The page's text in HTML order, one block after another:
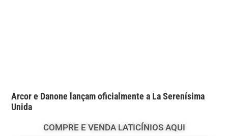
Arcor e Danone lançam oficialmente a La Serenísima
Unida
COMPRE E VENDA LATICÍNIOS AQUI